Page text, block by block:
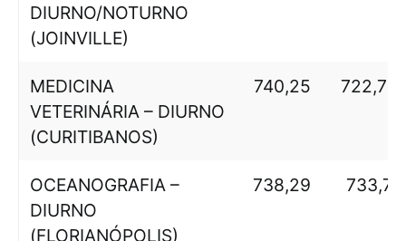
DIURNO/NOTURNO
(JOINVILLE)
MEDICINA
VETERINÁRIA – DIURNO
(CURITIBANOS)
740,25 722,78
OCEANOGRAFIA –
DIURNO
(FLORIANÓPOLIS)
738,29 733,7